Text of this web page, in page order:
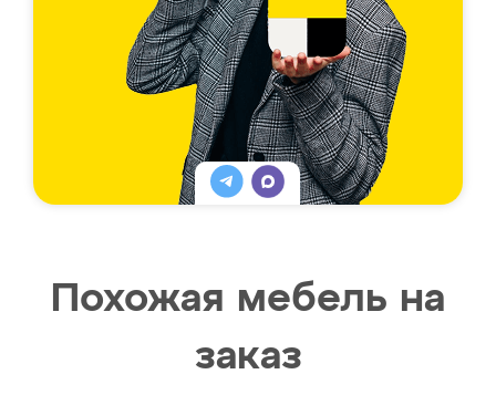
Похожая мебель на
заказ